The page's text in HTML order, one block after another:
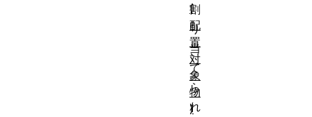
割
り
当
て
ら
れ
(
配
置
対
象
物
)